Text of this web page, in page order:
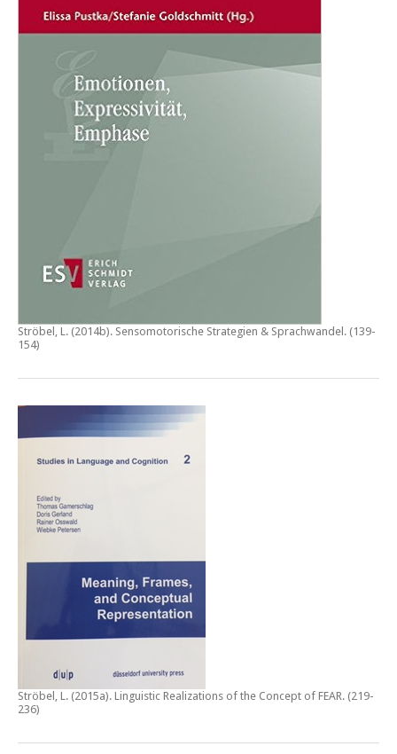
Ströbel, L. (2014b). Sensomotorische Strategien & Sprachwandel . (139-
154)
Ströbel, L. (2015a). Linguistic Realizations of the Concept of FEAR. (219-
236)